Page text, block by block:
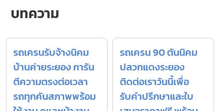
บทความ
รถเครนรับจ้างนิคม
บ้านค่ายระยอง การัน
ตีความตรงต่อเวลา
รถทุกคันสภาพพร้อม
รถเครน 90 ตันนิคม
ปลวกแดงระยอง
ติดต่อเราวันนี้เพื่อ
รับคำปรึกษาและใบ